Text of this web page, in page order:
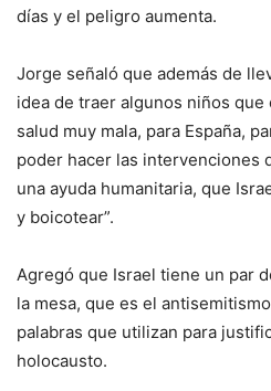
días y el peligro aumenta.
Jorge señaló que además de
idea de traer algunos niños
salud muy mala, para España,
poder hacer las intervenciones
una ayuda humanitaria, que
y boicotear”.
Agregó que Israel tiene un par
la mesa, que es el
palabras que utilizan para
holocausto.